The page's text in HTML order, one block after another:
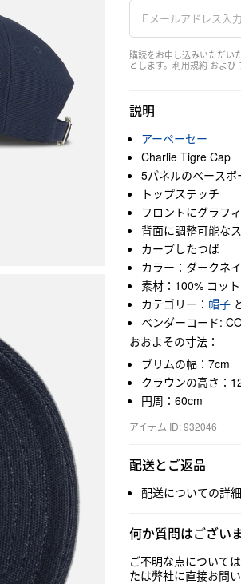
購読をお申し込みいただい
とします。 利用規約 および
説明
アーペーセー
Charlie Tigre Cap
5パネルのベース
トップステッチ
フロントにグラフ
背面に調整可能な
カーブしたつば
カラー：ダークネ
素材：100% コッ
カテゴリー： 帽子
ベンダーコード:
おおよその寸法：
ブリムの幅：7cm
クラウンの高さ：
円周：60cm
アイテム ID: 932046
配送とご返品
配送についての詳
何か質問はござい
ご不明な点については
たは弊社に直接お問